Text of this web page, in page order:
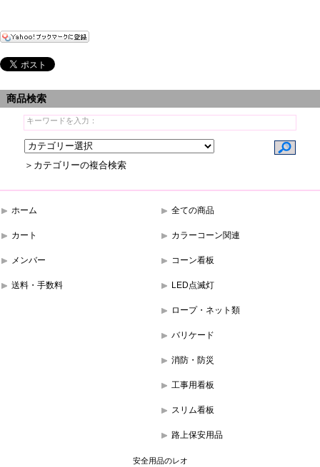
商品検索
＞カテゴリーの複合検索
ホーム
カート
メンバー
送料・手数料
全ての商品
カラーコーン関連
コーン看板
LED点滅灯
ロープ・ネット類
バリケード
消防・防災
工事用看板
スリム看板
路上保安用品
安全用品のレオ